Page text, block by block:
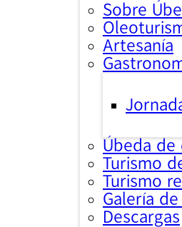
Sobre
Artesanía
Úbeda de
Turismo
Turismo
Galería
Descargas